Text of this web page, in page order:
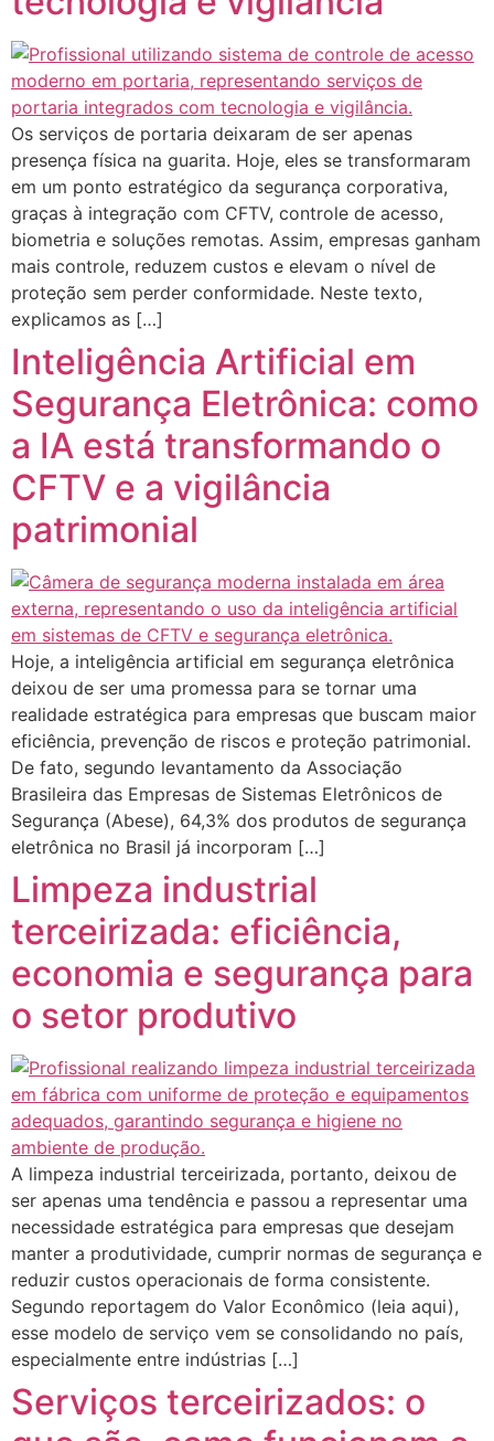
Os serviços de portaria deixaram de ser apenas
presença física na guarita. Hoje, eles se transformaram
em um ponto estratégico da segurança corporativa,
graças à integração com CFTV, controle de acesso,
biometria e soluções remotas. Assim, empresas ganham
mais controle, reduzem custos e elevam o nível de
proteção sem perder conformidade. Neste texto,
explicamos as […]
Inteligência Artificial em
Segurança Eletrônica: como
a IA está transformando o
CFTV e a vigilância
patrimonial
Hoje, a inteligência artificial em segurança eletrônica
deixou de ser uma promessa para se tornar uma
realidade estratégica para empresas que buscam maior
eficiência, prevenção de riscos e proteção patrimonial.
De fato, segundo levantamento da Associação
Brasileira das Empresas de Sistemas Eletrônicos de
Segurança (Abese), 64,3% dos produtos de segurança
eletrônica no Brasil já incorporam […]
Limpeza industrial
terceirizada: eficiência,
economia e segurança para
o setor produtivo
A limpeza industrial terceirizada, portanto, deixou de
ser apenas uma tendência e passou a representar uma
necessidade estratégica para empresas que desejam
manter a produtividade, cumprir normas de segurança e
reduzir custos operacionais de forma consistente.
Segundo reportagem do Valor Econômico (leia aqui),
esse modelo de serviço vem se consolidando no país,
especialmente entre indústrias […]
Serviços terceirizados: o